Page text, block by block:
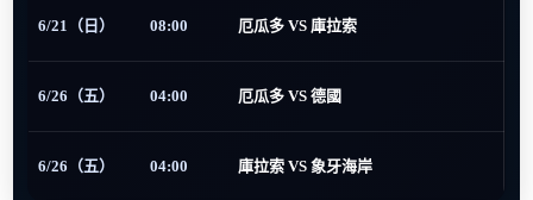
6/21（日） 08:00 厄瓜多 VS 庫拉索
6/26（五） 04:00 厄瓜多 VS 德國
6/26（五） 04:00 庫拉索 VS 象牙海岸